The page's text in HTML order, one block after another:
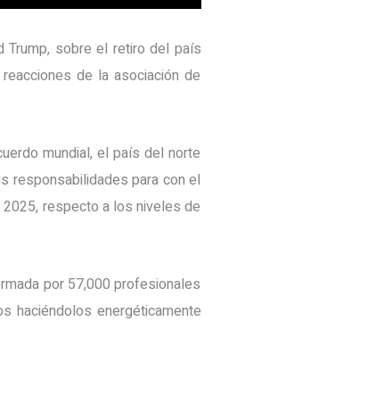
Trump, sobre el retiro del país
de la asociación de
mundial, el país del norte
responsabilidades para con el
respecto a los niveles de
por 57,000 profesionales
haciéndolos energéticamente